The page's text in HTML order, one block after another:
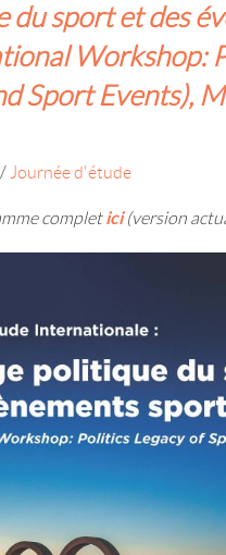
du sport et des
Workshop:
Sport Events),
/ Journée d'étude
completici(version